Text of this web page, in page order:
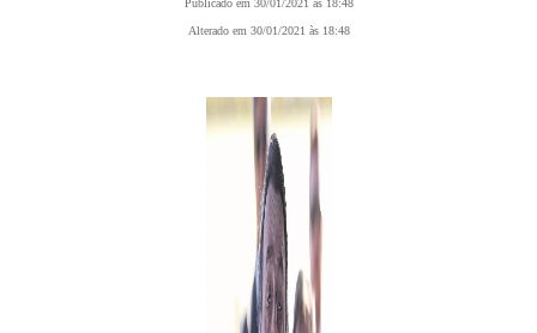
Publicado em 30/01/2021 às 18:48
Alterado em 30/01/2021 às 18:48